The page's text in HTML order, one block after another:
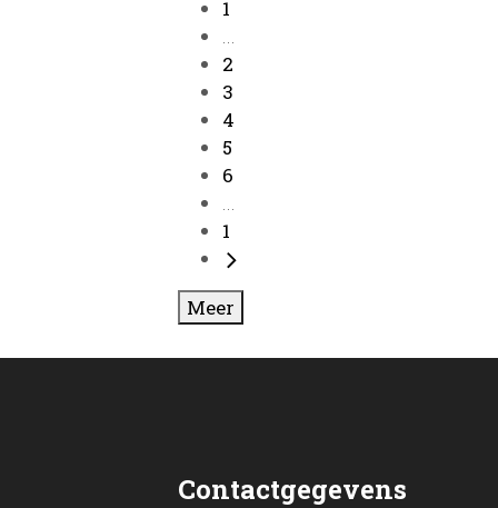
1
...
2
3
4
5
6
...
1
Meer
Contactgegevens